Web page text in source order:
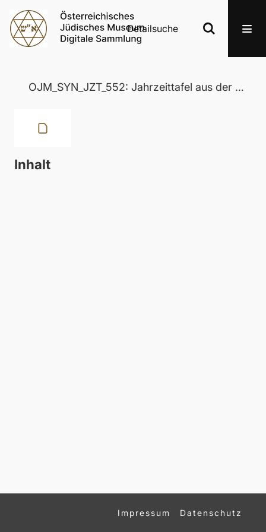
Detailsuche
OJM_SYN_JZT_552: Jahrzeittafel aus der Wertheimer Synagoge in Eisenstadt
Inhalt
Impressum Datenschutz